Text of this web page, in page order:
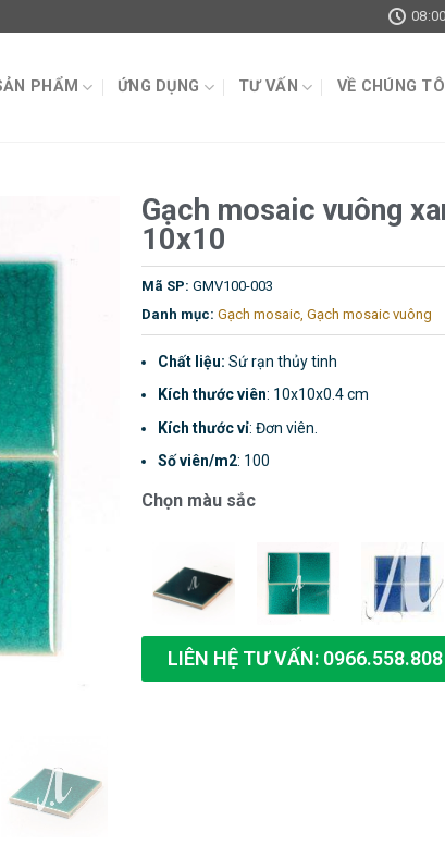
PHẨM ỨNG DỤNG TƯ VẤN VỀ CHÚNG TÔI
Gạch mosaic vuông
10x10
Mã SP: GMV100-003
Danh mục: Gạch mosaic, Gạch mosaic vuông
Chất liệu: Sứ rạn thủy tinh
Kích thước viên: 10x10x0.4 cm
Kích thước vỉ: Đơn viên.
Số viên/m2: 100
Chọn màu sắc
LIÊN HỆ TƯ VẤN: 0966.558.808